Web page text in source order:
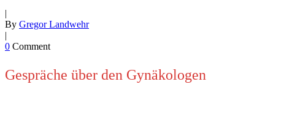
|
By Gregor Landwehr
|
0 Comment
Gespräche über den Gynäkologen